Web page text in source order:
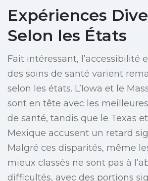
Expériences
Selon les États
Fait intéressant, l’accessibilité
des soins de santé varient
selon les états. L’Iowa et le
sont en tête avec les
de santé, tandis que le Texas
Mexique accusent un retard
Malgré ces disparités, même
mieux classés ne sont pas à
difficultés, avec des portions